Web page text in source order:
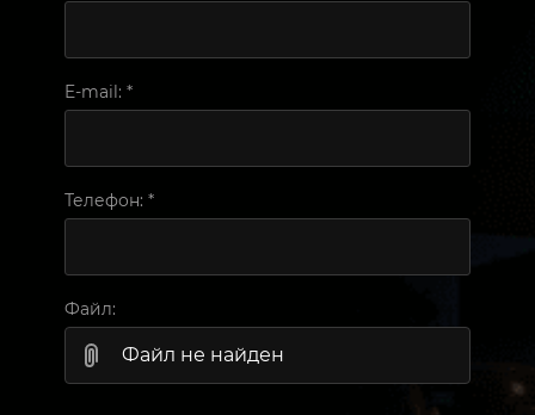
E-mail: *
Телефон: *
Файл:
Файл не найден